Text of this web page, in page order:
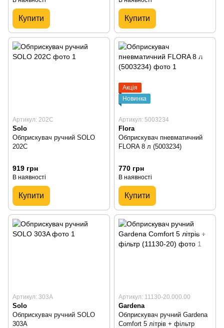
Купити Купити
Артикул: 202C
Solo
Обприскувач ручний SOLO
202C
919 грн
В наявності
Купити
Акція
Новинка
Артикул: 5003234
Flora
Обприскувач пневматичний
FLORA 8 л (5003234)
770 грн
В наявності
Купити
Артикул: 303A
Solo
Обприскувач ручний SOLO
303A
Артикул: 11130-20.000.00
Gardena
Обприскувач ручний Gardena
Comfort 5 літрів + фільтр